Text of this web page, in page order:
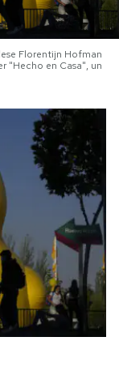
Florentijn Hofman
"Hecho en Casa", un